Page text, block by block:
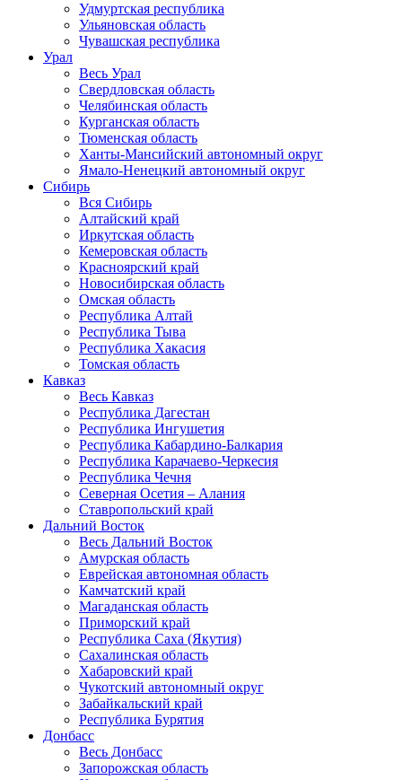
Удмуртская республика
Ульяновская область
Чувашская республика
Урал
Весь Урал
Свердловская область
Челябинская область
Курганская область
Тюменская область
Ханты-Мансийский автономный округ
Ямало-Ненецкий автономный округ
Сибирь
Вся Сибирь
Алтайский край
Иркутская область
Кемеровская область
Красноярский край
Новосибирская область
Омская область
Республика Алтай
Республика Тыва
Республика Хакасия
Томская область
Кавказ
Весь Кавказ
Республика Дагестан
Республика Ингушетия
Республика Кабардино-Балкария
Республика Карачаево-Черкесия
Республика Чечня
Северная Осетия – Алания
Ставропольский край
Дальний Восток
Весь Дальний Восток
Амурская область
Еврейская автономная область
Камчатский край
Магаданская область
Приморский край
Республика Саха (Якутия)
Сахалинская область
Хабаровский край
Чукотский автономный округ
Забайкальский край
Республика Бурятия
Донбасс
Весь Донбасс
Запорожская область